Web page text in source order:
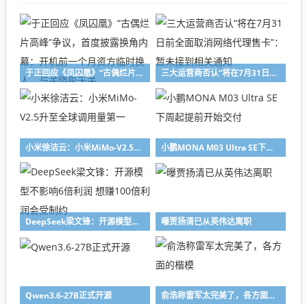
于正回应《凤囚凰》“古偶烂片高峰”争议，首度披露换角内幕：开机前一个月资方临时换人，与关晓彤无关 三大运营商否认“将在7月31日前全面取消网络代理售卡”：暂未接到相关通知
小米徐洁云：小米MiMo-V2.5升至全球调用量第一 小鹏MONA M03 Ultra SE下周起提前开始交付
DeepSeek梁文锋：开源模型不影响6倍利润 想赚100倍利润会受制约 曝贾扬清已从英伟达离职
Qwen3.6-27B正式开源 俞浩称雷军太完美了，各方面的楷模